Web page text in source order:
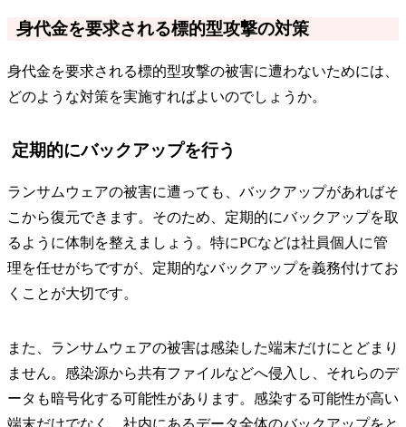
身代金を要求される標的型攻撃の対策
身代金を要求される標的型攻撃の被害に遭わないためには、
どのような対策を実施すればよいのでしょうか。
定期的にバックアップを行う
ランサムウェアの被害に遭っても、バックアップがあればそ
こから復元できます。そのため、定期的にバックアップを取
るように体制を整えましょう。特にPCなどは社員個人に管
理を任せがちですが、定期的なバックアップを義務付けてお
くことが大切です。
また、ランサムウェアの被害は感染した端末だけにとどまり
ません。感染源から共有ファイルなどへ侵入し、それらのデ
ータも暗号化する可能性があります。感染する可能性が高い
端末だけでなく、社内にあるデータ全体のバックアップをと